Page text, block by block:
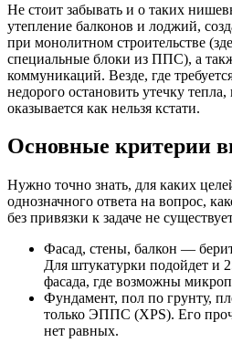
Не стоит забывать и о таких
утепление балконов и лоджий,
при монолитном строительстве
специальные блоки из ППС), а
коммуникаций. Везде, где
недорого остановить утечку
оказывается как нельзя кстати.
Основные критерии
Нужно точно знать, для каких
однозначного ответа на вопрос,
без привязки к задаче не
Фасад, стены, балкон —
Для штукатурки подойдет и
фасада, где возможны
Фундамент, пол по грунту,
только ЭППС (XPS). Его
нет равных.